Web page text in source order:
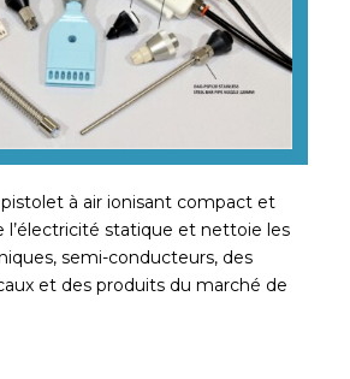
pistolet à air ionisant compact et
l’électricité statique et nettoie les
semi-conducteurs, des
et des produits du marché de